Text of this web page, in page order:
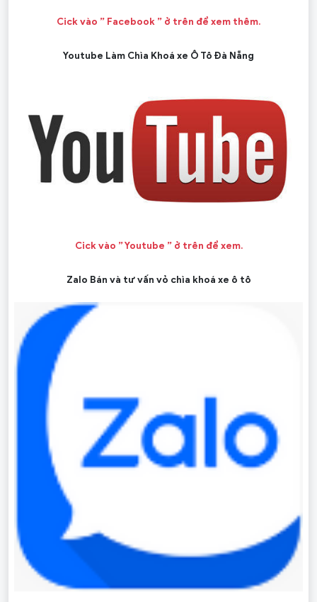
Cick vào ” Facebook ” ở trên để xem thêm.
Youtube Làm Chìa Khoá xe Ô Tô Đà Nẵng
Cick vào ” Youtube ” ở trên để xem.
Zalo Bán và tư vấn vỏ chìa khoá xe ô tô